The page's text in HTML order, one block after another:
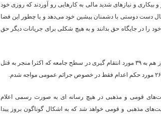
بیکاری و نیازهای شدید مالی به کارهایی رو آوردند که روزی خود
دست دوستی با دشمنان پیشین خود می‌دهد و یا چطور این فضا
را در جایگاه حق بدانند و به هیچ شکلی برای جریانات دیگر حق
پیرو فضای داغ انتقام گیری حکومتی، در این ۲۵ روز هم به ۳۹ مورد انتقام گیری در سطح جامعه که اکثرا منجر به قتل
قومی و مذهبی در هیچ رسانه ای به صورت رسمی اعلام
مذهبی و قومی خواهد شد که به اشکال گوناگون بروز پیدا